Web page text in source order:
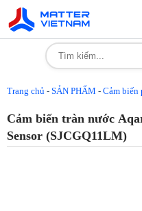
Trang chủ - SẢN PHẨM - Cảm biến
Cảm biến tràn nước
Sensor (SJCGQ11LM)